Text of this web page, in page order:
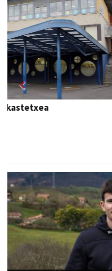
Lur fisioterapia eta
Previous